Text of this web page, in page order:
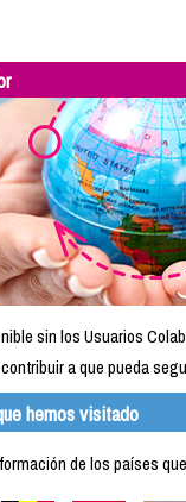
sin los Usuarios
a que pueda
hemos visitado
de los países